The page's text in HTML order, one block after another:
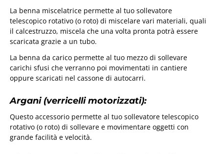
La benna miscelatrice permette al tuo sollevatore
telescopico rotativo (o roto) di miscelare vari materiali, quali
il calcestruzzo, miscela che una volta pronta potrà essere
scaricata grazie a un tubo.
La benna da carico permette al tuo mezzo di sollevare
carichi sfusi che verranno poi movimentati in cantiere
oppure scaricati nel cassone di autocarri.
Argani (verricelli motorizzati):
Questo accessorio permette al tuo sollevatore telescopico
rotativo (o roto) di sollevare e movimentare oggetti con
grande facilità e velocità.